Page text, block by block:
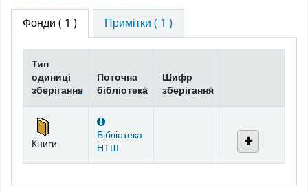
Фонди ( 1 ) Примітки ( 1 )
Фонди
Тип
одиниці
зберігання
Поточна
бібліотека
Шифр
зберігання
Книги
Бібліотека
НТШ